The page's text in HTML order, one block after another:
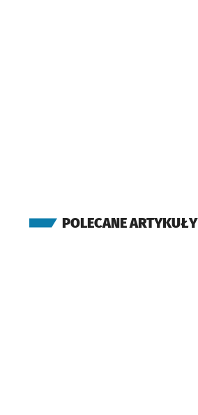
POLECANE ARTYKUŁY